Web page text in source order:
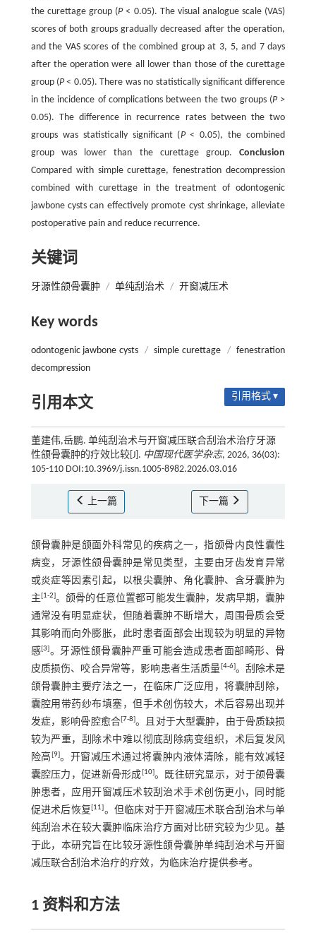
the curettage group (P< 0.05). The visual analogue scale (VAS)
scores of both groups gradually decreased after the operation,
and the VAS scores of the combined group at 3, 5, and 7 days
after the operation were all lower than those of the curettage
group (P< 0.05). There was no statistically significant difference
in the incidence of complications between the two groups (P>
0.05). The difference in recurrence rates between the two
groups was statistically significant (P< 0.05), the combined
group was lower than the curettage group.Conclusion
Compared with simple curettage, fenestration decompression
combined with curettage in the treatment of odontogenic
jawbone cysts can effectively promote cyst shrinkage, alleviate
postoperative pain and reduce recurrence.
关键词
牙源性颌骨囊肿 / 单纯刮治术 / 开窗减压术
Key words
odontogenic jawbone cysts / simple curettage / fenestration
decompression
引用本文 引用格式 ▾
董建伟,岳鹏. 单纯刮治术与开窗减压联合刮治术治疗牙源
性颌骨囊肿的疗效比较[J]. 中国现代医学杂志, 2026, 36(03):
105-110 DOI:10.3969/j.issn.1005-8982.2026.03.016
上一篇 下一篇
颌骨囊肿是颌面外科常见的疾病之一，指颌骨内良性囊性
病变，牙源性颌骨囊肿是常见类型，主要由牙齿发育异常
或炎症等因素引起，以根尖囊肿、角化囊肿、含牙囊肿为
主[1-2]。颌骨的任意位置都可能发生囊肿，发病早期，囊肿
通常没有明显症状，但随着囊肿不断增大，周围骨质会受
其影响而向外膨胀，此时患者面部会出现较为明显的异物
感[3]。牙源性颌骨囊肿严重可能会造成患者面部畸形、骨
皮质损伤、咬合异常等，影响患者生活质量[4-6]。刮除术是
颌骨囊肿主要疗法之一，在临床广泛应用，将囊肿刮除，
囊腔用带药纱布填塞，但手术创伤较大，术后容易出现并
发症，影响骨腔愈合[7-8]。且对于大型囊肿，由于骨质缺损
较为严重，刮除术中难以彻底刮除病变组织，术后复发风
险高 [9]。开窗减压术通过将囊肿内液体清除，能有效减轻
囊腔压力，促进新骨形成[10]。既往研究显示，对于颌骨囊
肿患者，应用开窗减压术较刮治术手术创伤更小，同时能
促进术后恢复[11]。但临床对于开窗减压术联合刮治术与单
纯刮治术在较大囊肿临床治疗方面对比研究较为少见。基
于此，本研究旨在比较牙源性颌骨囊肿单纯刮治术与开窗
减压联合刮治术治疗的疗效，为临床治疗提供参考。
1 资料和方法